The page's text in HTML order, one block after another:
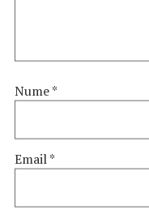
Nume*
Email*